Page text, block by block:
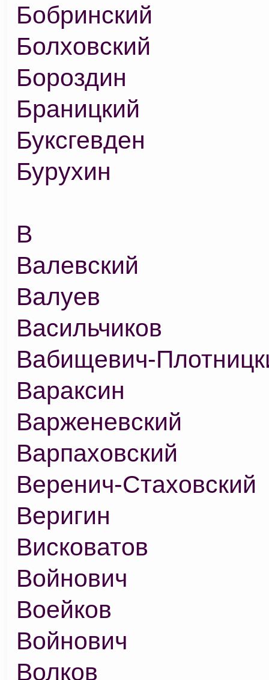
Бобринский
Болховский
Бороздин
Браницкий
Буксгевден
Бурухин
В
Валевский
Валуев
Васильчиков
Вабищевич-
Вараксин
Варженевский
Варпаховский
Веренич-Стаховский
Веригин
Висковатов
Войнович
Воейков
Войнович
Волков